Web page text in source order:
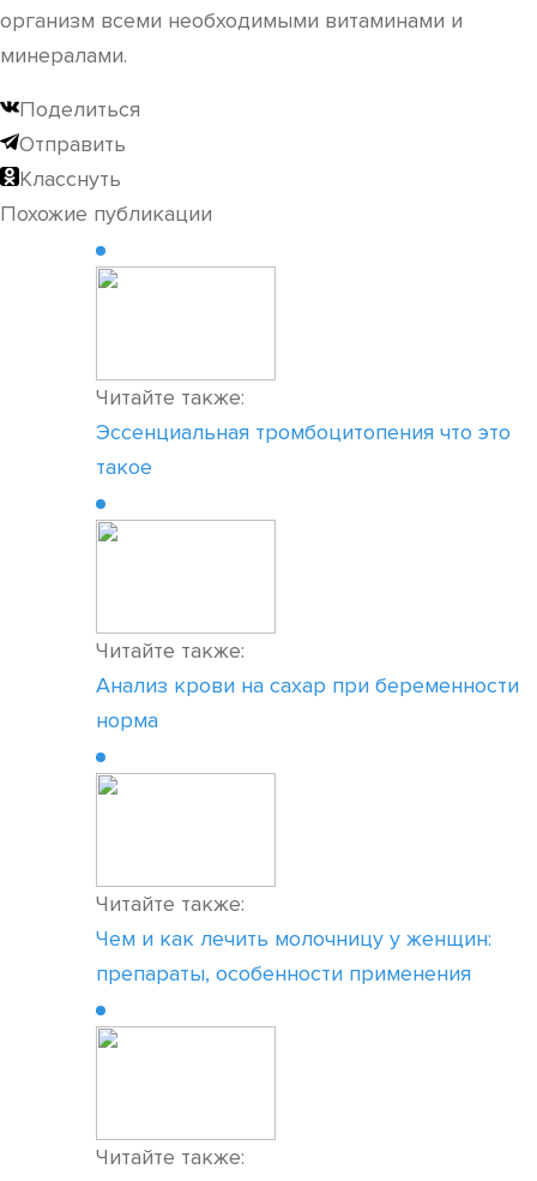
организм всеми необходимыми витаминами и
минералами.
Поделиться
Отправить
Класснуть
Похожие публикации
Читайте также:
Эссенциальная тромбоцитопения что это
такое
Читайте также:
Анализ крови на сахар при беременности
норма
Читайте также:
Чем и как лечить молочницу у женщин:
препараты, особенности применения
Читайте также: